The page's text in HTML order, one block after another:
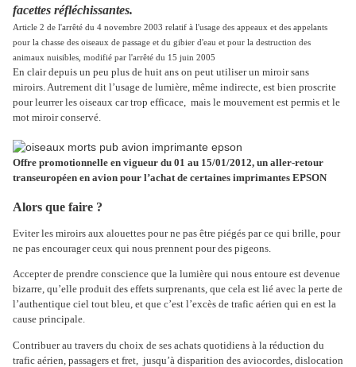
facettes réfléchissantes.
Article 2 de l'arrêté du 4 novembre 2003 relatif à l'usage des appeaux et des appelants
pour la chasse des oiseaux de passage et du gibier d'eau et pour la destruction des
animaux nuisibles, modifié par l'arrêté du 15 juin 2005
En clair depuis un peu plus de huit ans on peut utiliser un miroir sans
miroirs. Autrement dit l’usage de lumière, même indirecte, est bien proscrite
pour leurrer les oiseaux car trop efficace, mais le mouvement est permis et le
mot miroir conservé.
Offre promotionnelle en vigueur du 01 au 15/01/2012, un aller-retour
transeuropéen en avion pour l’achat de certaines imprimantes EPSON
Alors que faire ?
Eviter les miroirs aux alouettes pour ne pas être piégés par ce qui brille, pour
ne pas encourager ceux qui nous prennent pour des pigeons.
Accepter de prendre conscience que la lumière qui nous entoure est devenue
bizarre, qu’elle produit des effets surprenants, que cela est lié avec la perte de
l’authentique ciel tout bleu, et que c’est l’excès de trafic aérien qui en est la
cause principale.
Contribuer au travers du choix de ses achats quotidiens à la réduction du
trafic aérien, passagers et fret, jusqu’à disparition des aviocordes, dislocation